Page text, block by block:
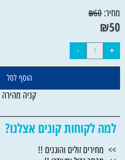
מחיר:
₪60
₪50
הוסף לסל
קניה מהירה
למה לקוחות קונים אצלנו?
>> מחירים זולים והוגנים !!